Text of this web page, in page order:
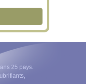
25 pays.